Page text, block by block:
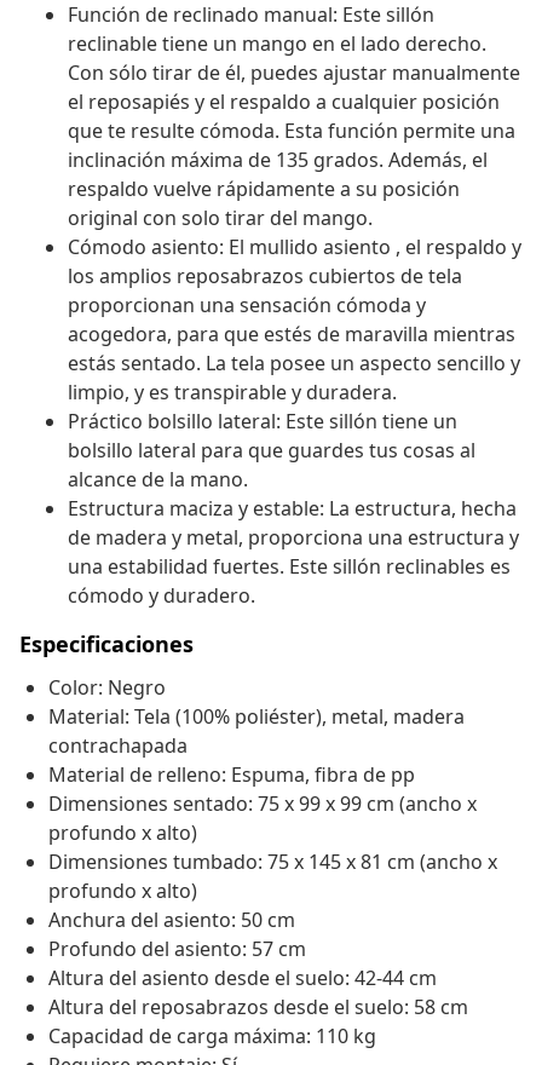
Función de reclinado manual: Este sillón
reclinable tiene un mango en el lado derecho.
Con sólo tirar de él, puedes ajustar manualmente
el reposapiés y el respaldo a cualquier posición
que te resulte cómoda. Esta función permite una
inclinación máxima de 135 grados. Además, el
respaldo vuelve rápidamente a su posición
original con solo tirar del mango.
Cómodo asiento: El mullido asiento , el respaldo y
los amplios reposabrazos cubiertos de tela
proporcionan una sensación cómoda y
acogedora, para que estés de maravilla mientras
estás sentado. La tela posee un aspecto sencillo y
limpio, y es transpirable y duradera.
Práctico bolsillo lateral: Este sillón tiene un
bolsillo lateral para que guardes tus cosas al
alcance de la mano.
Estructura maciza y estable: La estructura, hecha
de madera y metal, proporciona una estructura y
una estabilidad fuertes. Este sillón reclinables es
cómodo y duradero.
Especificaciones
Color: Negro
Material: Tela (100% poliéster), metal, madera
contrachapada
Material de relleno: Espuma, fibra de pp
Dimensiones sentado: 75 x 99 x 99 cm (ancho x
profundo x alto)
Dimensiones tumbado: 75 x 145 x 81 cm (ancho x
profundo x alto)
Anchura del asiento: 50 cm
Profundo del asiento: 57 cm
Altura del asiento desde el suelo: 42-44 cm
Altura del reposabrazos desde el suelo: 58 cm
Capacidad de carga máxima: 110 kg